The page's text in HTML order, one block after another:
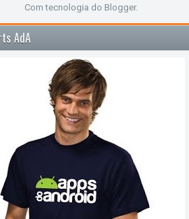
Com tecnologia do Blogger.
AdA